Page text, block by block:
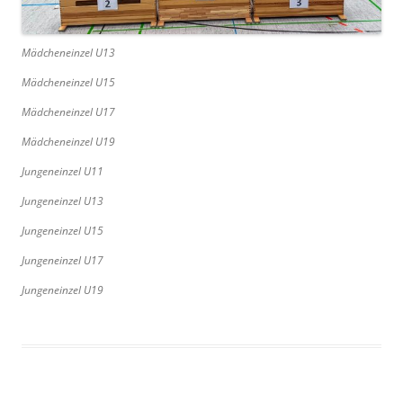
Mädcheneinzel U13
Mädcheneinzel U15
Mädcheneinzel U17
Mädcheneinzel U19
Jungeneinzel U11
Jungeneinzel U13
Jungeneinzel U15
Jungeneinzel U17
Jungeneinzel U19